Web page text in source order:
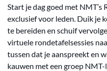
Start je dag goed met
exclusief voor leden. Duik je
te bereiden en schuif
virtuele rondetafelsessies
tussen dat je aanspreekt en
kauwen met een groep